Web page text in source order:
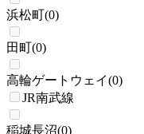
浜松町(0)
田町(0)
高輪ゲートウェイ(0)
JR南武線
稲城長沼(0)